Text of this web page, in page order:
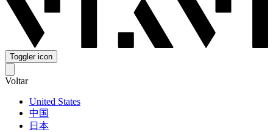
Toggler icon
Voltar
United States
中国
日本